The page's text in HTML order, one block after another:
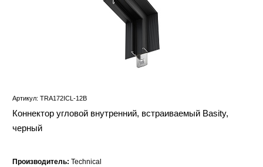
Артикул: TRA172ICL-12B
Коннектор угловой внутренний, встраиваемый Basity,
черный
Производитель: Technical